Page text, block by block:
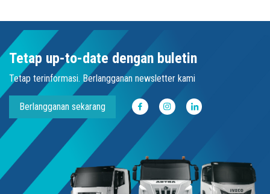
Tetap up-to-date dengan buletin
Tetap terinformasi. Berlangganan newsletter kami
Berlangganan sekarang